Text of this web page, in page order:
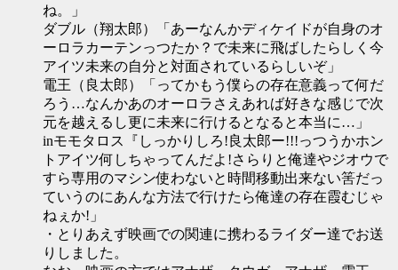
ね。」
ダブル（翔太郎）「あーなんかディケイドが自身のオ
ーロラカーテンっつたか？で未来に飛ばしたらしく今
アイツ未来の自分と対面されているらしいぞ」
電王（良太郎）「ってかもう僕らの存在意義って何だ
ろう…なんかあのオーロラさえあれば好きな感じで次
元を越えるし更に未来に行けるとなると本当に…」
inモモタロス『しっかりしろ!良太郎ー!!!っつうかホン
トアイツ何しちゃってんだよ!さらりと俺達やジオウで
すら専用のマシン使わないと時間移動出来ない筈だっ
ていうのにあんな方法で行けたら俺達の存在霞むじゃ
ねぇか!」
・とりあえず映画での関連に携わるライダー達でお送
りしました。